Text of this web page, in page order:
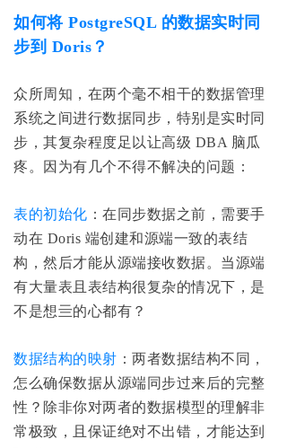
如何将 PostgreSQL 的数据实时同
步到 Doris？
众所周知，在两个毫不相干的数据管理
系统之间进行数据同步，特别是实时同
步，其复杂程度足以让高级 DBA 脑瓜
疼。因为有几个不得不解决的问题：
表的初始化 ：在同步数据之前，需要手
动在 Doris 端创建和源端一致的表结
构，然后才能从源端接收数据。当源端
有大量表且表结构很复杂的情况下，是
不是想亖的心都有？
数据结构的映射 ：两者数据结构不同，
怎么确保数据从源端同步过来后的完整
性？除非你对两者的数据模型的理解非
常极致，且保证绝对不出错，才能达到